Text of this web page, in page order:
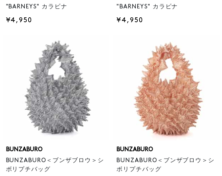
"BARNEYS" カラビナ
¥4,950
"BARNEYS" カラビナ
¥4,950
BUNZABURO
BUNZABURO＜ブンザブロウ＞シ
ボリプチバッグ
BUNZABURO
BUNZABURO＜ブンザブロウ＞シ
ボリプチバッグ